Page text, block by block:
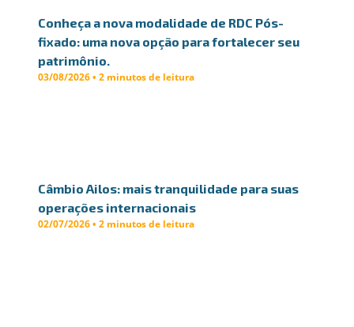
Conheça a nova modalidade de RDC Pós-
fixado: uma nova opção para fortalecer seu
patrimônio.
03/08/2026 • 2 minutos de leitura
Câmbio Ailos: mais tranquilidade para suas
operações internacionais
02/07/2026 • 2 minutos de leitura